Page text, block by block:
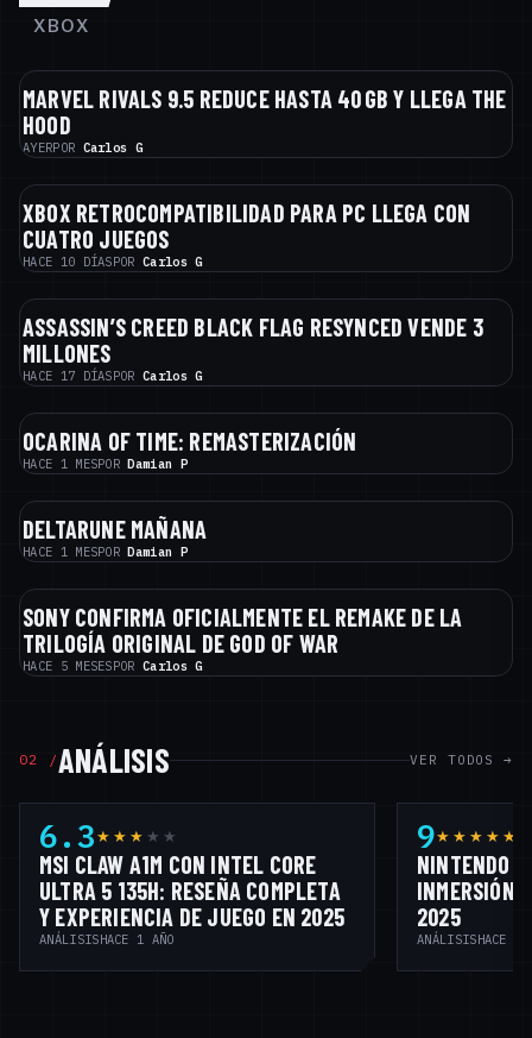
XBOX
NOTICIAS
MARVEL RIVALS 9.5 REDUCE HASTA 40 GB Y LLEGA THE
HOOD
AYERPOR Carlos G
NOTICIAS
XBOX RETROCOMPATIBILIDAD PARA PC LLEGA CON
CUATRO JUEGOS
HACE 10 DÍASPORCarlos G
NOTICIAS
ASSASSIN’S CREED BLACK FLAG RESYNCED VENDE 3
MILLONES
HACE 17 DÍASPORCarlos G
NOTICIAS
OCARINA OF TIME: REMASTERIZACIÓN
HACE 1 MESPORDamian P
NOTICIAS
DELTARUNE MAÑANA
HACE 1 MESPORDamian P
NOTICIAS
SONY CONFIRMA OFICIALMENTE EL REMAKE DE LA
TRILOGÍA ORIGINAL DE GOD OF WAR
HACE 5 MESESPORCarlos G
02 /ANÁLISIS VER TODOS →
6.3 ★★★ ★ ★
MSI CLAW A1M CON INTEL CORE
ULTRA 5 135H: RESEÑA COMPLETA
Y EXPERIENCIA DE JUEGO EN 2025
ANÁLISISHACE 1 AÑO
9★★★★★
NINTENDO
INMERSIÓN
2025
ANÁLISISHACE 2